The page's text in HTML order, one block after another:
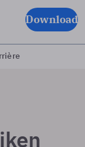
Download